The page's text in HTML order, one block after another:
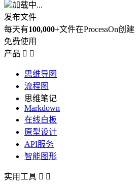
加载中...
发布文件
每天有100,000+文件在ProcessOn创建
免费使用
产品  
思维导图
流程图
思维笔记
Markdown
在线白板
原型设计
API服务
智能图形
实用工具  